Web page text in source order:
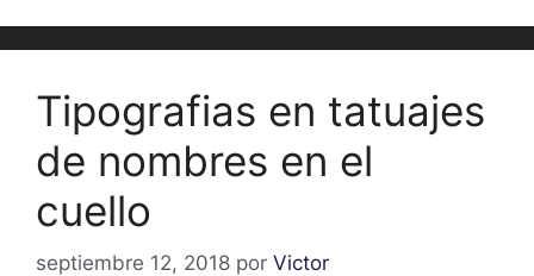
Tipografias en tatuajes
de nombres en el
cuello
septiembre 12, 2018 por Victor